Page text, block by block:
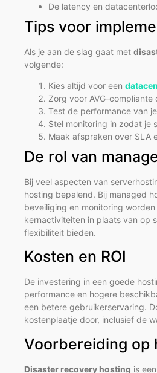
De latency en
Tips voor
Als je aan de slag gaat met
volgende:
Kies altijd voor een
Zorg voor AVG-
Test de performance van
Stel monitoring in zodat je
Maak afspraken over SLA
De rol van
Bij veel aspecten van
hosting bepalend. Bij managed
beveiliging en monitoring
kernactiviteiten in plaats van op
flexibiliteit bieden.
Kosten en ROI
De investering in een goede
performance en hogere
een betere gebruikerservaring.
kostenplaatje door, inclusief de
Voorbereiding op
Disaster recovery hosting is